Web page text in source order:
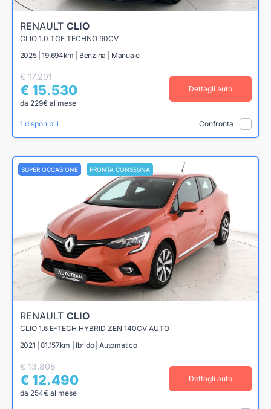
RENAULT CLIO
CLIO 1.0 TCE TECHNO 90CV
2025 | 19.694km | Benzina | Manuale
€ 17.201
€ 15.530
da 229€ al mese
Dettagli auto
1 disponibili Confronta
SUPER OCCASIONE PRONTA CONSEGNA
RENAULT CLIO
CLIO 1.6 E-TECH HYBRID ZEN 140CV AUTO
2021 | 81.157km | Ibrido | Automatico
€ 13.808
€ 12.490
da 254€ al mese
Dettagli auto